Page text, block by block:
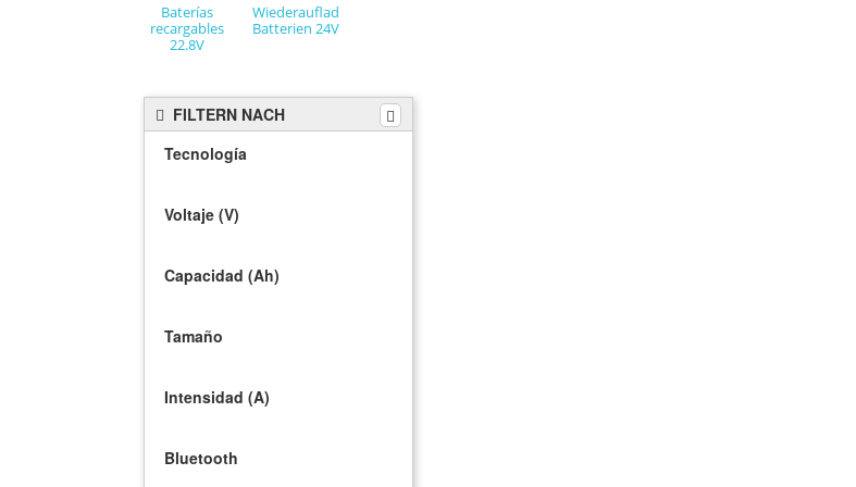
Baterías
recargables
22.8V
Wiederaufladbare
Batterien 24V
FILTERN NACH
Tecnología
Voltaje (V)
Capacidad (Ah)
Tamaño
Intensidad (A)
Bluetooth